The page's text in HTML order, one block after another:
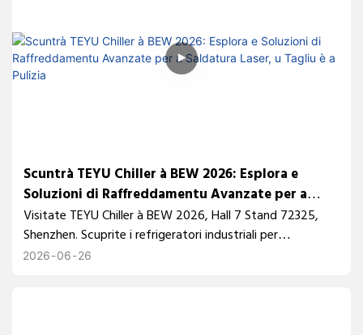
Scuntrà TEYU Chiller à BEW 2026: Esplora e
Soluzioni di Raffreddamentu Avanzate per a
Saldatura Laser, u Tagliu è a Pulizia
Visitate TEYU Chiller à BEW 2026, Hall 7 Stand 72325,
Shenzhen. Scuprite i refrigeratori industriali per
applicazioni di saldatura laser, taglio è pulizia, cumprese
2026 06 26